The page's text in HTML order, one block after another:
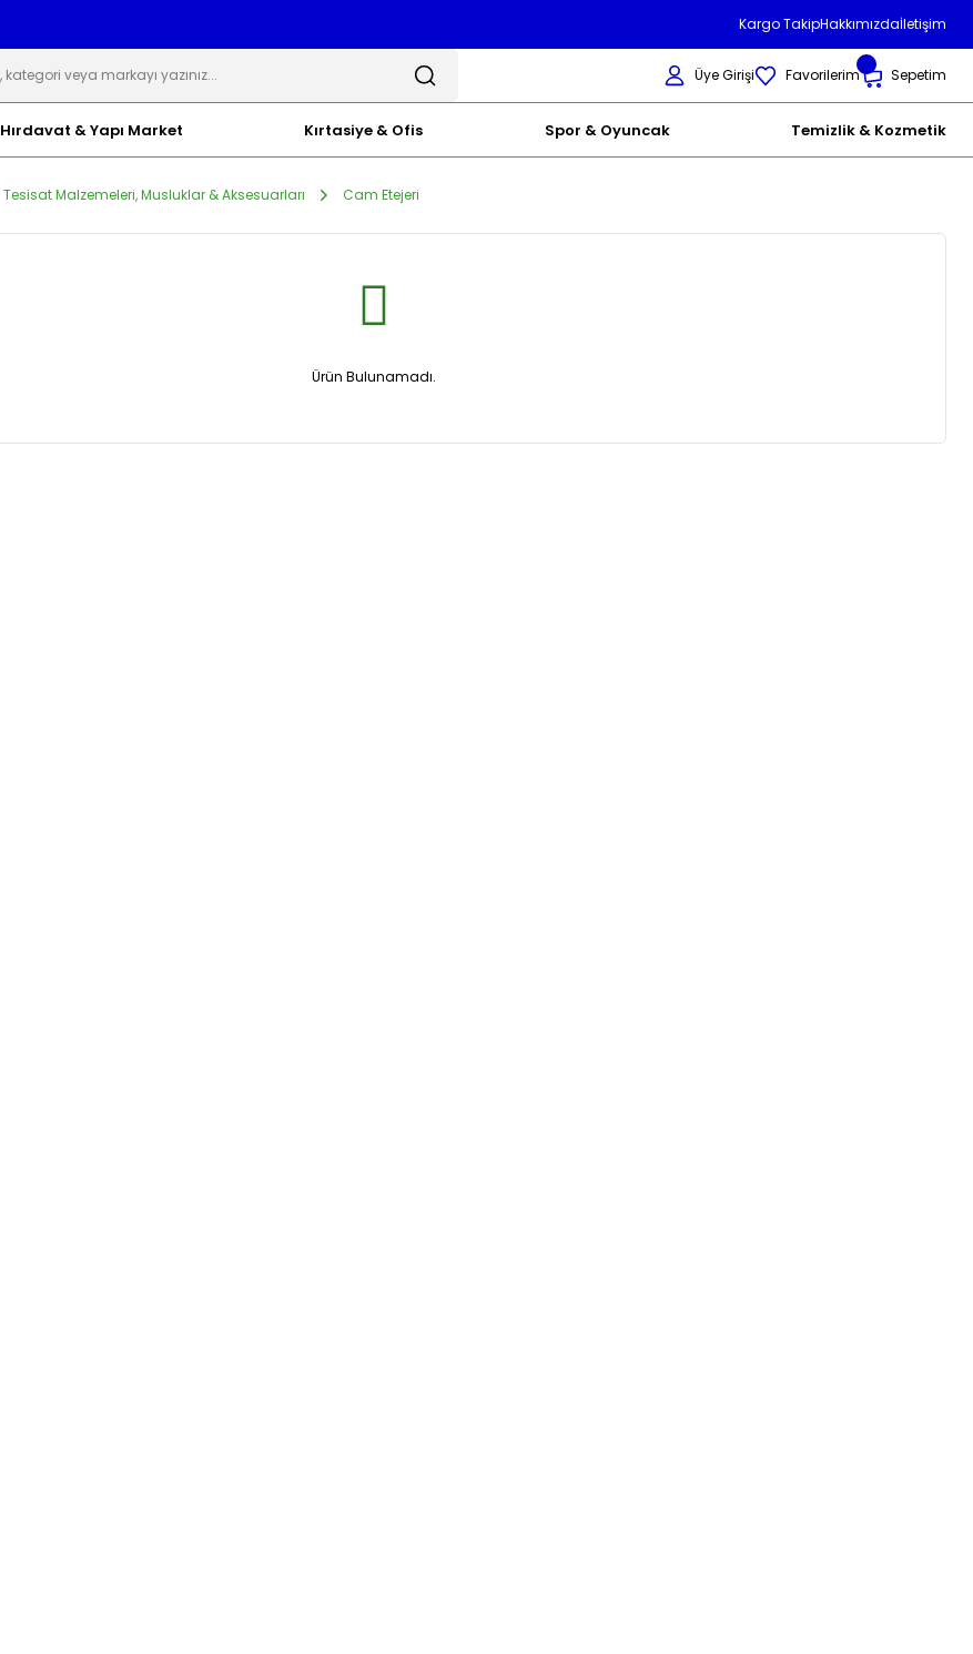
Kargo TakipHakkımızdaİletişim
Üye Girişi Favorilerim Sepetim
Hırdavat & Yapı Market Kırtasiye & Ofis Spor & Oyuncak Temizlik & Kozmetik
Tesisat Malzemeleri, Musluklar & Aksesuarları Cam Etejeri
Ürün Bulunamadı.